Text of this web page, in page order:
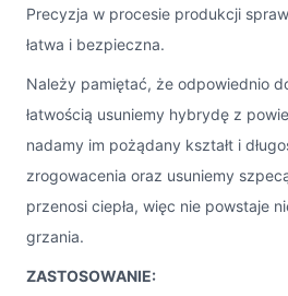
Precyzja w procesie produkcji
łatwa i bezpieczna.
Należy pamiętać, że odpowiednio
łatwością usuniemy hybrydę z
nadamy im pożądany kształt i
zrogowacenia oraz usuniemy
przenosi ciepła, więc nie powstaje
grzania.
ZASTOSOWANIE: